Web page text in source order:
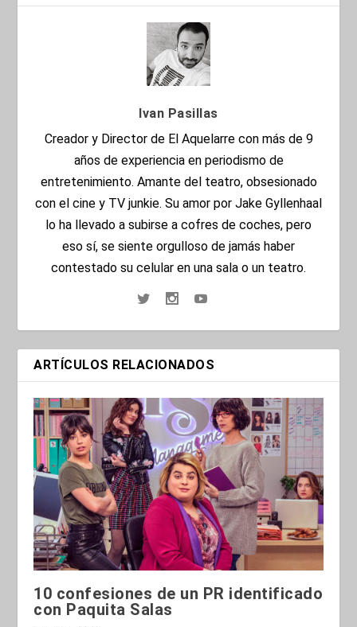
Ivan Pasillas
Creador y Director de El Aquelarre con más de 9
años de experiencia en periodismo de
entretenimiento. Amante del teatro, obsesionado
con el cine y TV junkie. Su amor por Jake Gyllenhaal
lo ha llevado a subirse a cofres de coches, pero
eso sí, se siente orgulloso de jamás haber
contestado su celular en una sala o un teatro.
ARTÍCULOS RELACIONADOS
10 confesiones de un PR identificado
con Paquita Salas